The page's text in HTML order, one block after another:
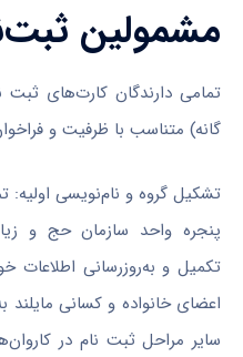
مشمولین
گانه) متناسب با ظرفیت و
تشکیل گروه و نام‌نویسی اولیه:
تکمیل و به‌روز‌رسانی
اعضای خانواده و کسانی
سایر مراحل ثبت نام در